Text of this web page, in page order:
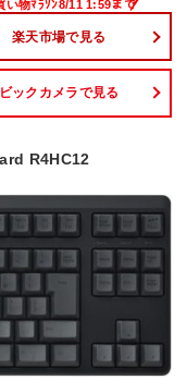
楽天市場で見る
ビックカメラで見る
R4HC12